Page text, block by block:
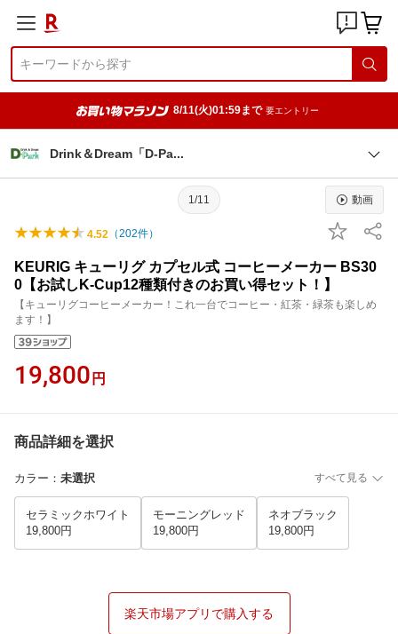
8/11(火)01:59まで 要エントリー
Drink＆Dream「D-Pa
1/11 動画
4.52 （202件）
KEURIG キューリグ カプセル式 コーヒーメーカー BS30
0【お試しK-Cup12種類付きのお買い得セット！】
【キューリグコーヒーメーカー！これ一台でコーヒー・紅茶・緑茶も楽しめ
ます！】
19,800 円
商品詳細を選択
カラー ： 未選択 すべて見る
セラミックホワイト
19,800円
モーニングレッド
19,800円
ネオブラック
19,800円
楽天市場アプリで購入する